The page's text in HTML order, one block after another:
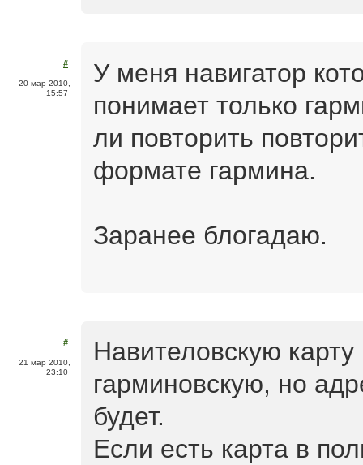
#
20 мар 2010,
15:57
У меня навигатор
понимает только
ли повторить
формате гармина.
Заранее блогадаю.
#
21 мар 2010,
23:10
Навителовскую
гарминовскую, но
будет.
Если есть карта в